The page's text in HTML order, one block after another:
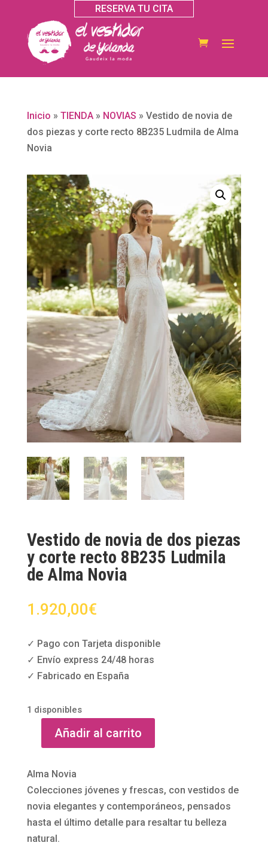
RESERVA TU CITA
Inicio » TIENDA» NOVIAS » Vestido de novia de
dos piezas y corte recto 8B235 Ludmila de Alma
Novia
Vestido de novia de dos piezas
y corte recto 8B235 Ludmila
de Alma Novia
1.920,00€
✓ Pago con Tarjeta disponible
✓ Envío express 24/48 horas
✓ Fabricado en España
1 disponibles
Vestido
novia
de
dos
piezas
y
Añadir al carrito
Alma Novia
Colecciones jóvenes y frescas, con vestidos de
novia elegantes y contemporáneos, pensados
hasta el último detalle para resaltar tu belleza
natural.